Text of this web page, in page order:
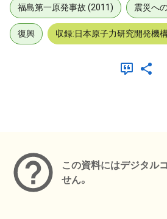
福島第一原発事故 (2011) 震災へ
復興 収録:日本原子力研究開発機
この資料にはデジタル
せん。